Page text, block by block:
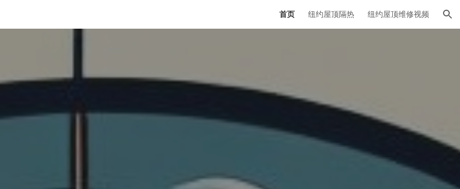
首页 纽约屋顶隔热 纽约屋顶维修视频